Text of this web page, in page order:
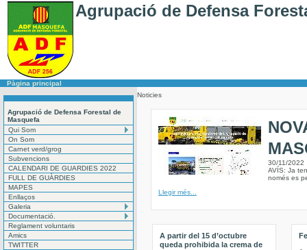
Agrupació de Defensa
Pàgina principal
Agrupació de Defensa Forestal de
Masquefa
Qui Som
On Som
Carnet verd/grog
Subvencions
CALENDARI DE GUARDIES 2022
FULL DE GUÀRDIES
MAPES
Enllaços
Galeria
Documentació.
Reglament voluntaris
Amics
TWITTER
Noticies
30/11/2022
AVÍS: Ja
només es
Llegir més...
A partir del 15 d’octubre
queda prohibida la crema de